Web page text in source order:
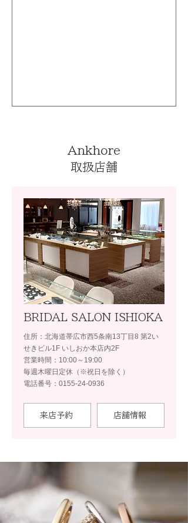
Ankhore
取扱店舗
BRIDAL SALON ISHIOKA
住所：北海道帯広市西5条南13丁目8 第2い
せきビル1F いしおか本店内2F
営業時間：10:00～19:00
毎週木曜日定休（※祝日を除く）
電話番号：0155-24-0936
来店予約 店舗情報